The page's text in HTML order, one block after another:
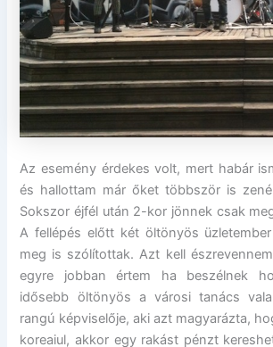
Az esemény érdekes volt, mert habár
és hallottam már őket többször is
Sokszor éjfél után 2-kor jönnek csak
A fellépés előtt két öltönyös
meg is szólítottak. Azt kell
egyre jobban értem ha beszélnek
idősebb öltönyös a városi tanács
rangú képviselője, aki azt magyarázta,
koreaiul, akkor egy rakást pénzt